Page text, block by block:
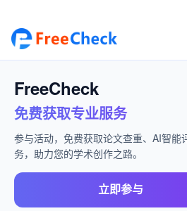
FreeCheck
免费获取专业服务
参与活动，免费获取论文查重、AI智能
务，助力您的学术创作之路。
立即参与